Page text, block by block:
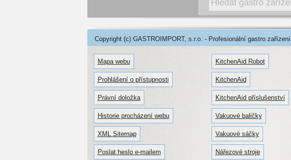
Copyright (c) GASTROIMPORT, s.r.o. - Profesionální gastro zařízení
Mapa webu
Prohlášení o přístupnosti
Právní doložka
Historie procházení webu
XML Sitemap
Poslat heslo e-mailem
KitchenAid Robot
KitchenAid
KitchenAid příslušenství
Vakuové baličky
Vakuové sáčky
Nářezové stroje